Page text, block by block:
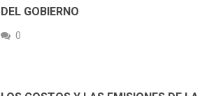
DEL GOBIERNO
0